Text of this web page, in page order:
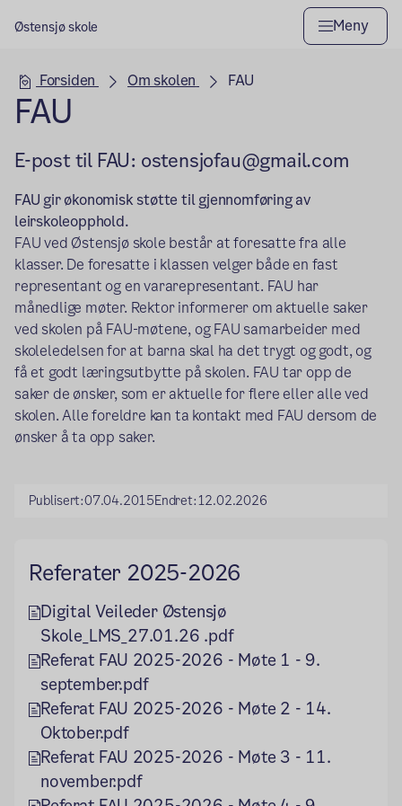
Østensjø skole Meny
Hovedseksjon
Forsiden Om skolen FAU
FAU
E-post til FAU: ostensjofau@gmail.com
FAU gir økonomisk støtte til gjennomføring av
leirskoleopphold.
FAU ved Østensjø skole består at foresatte fra alle
klasser. De foresatte i klassen velger både en fast
representant og en vararepresentant. FAU har
månedlige møter. Rektor informerer om aktuelle saker
ved skolen på FAU-møtene, og FAU samarbeider med
skoleledelsen for at barna skal ha det trygt og godt, og
få et godt læringsutbytte på skolen. FAU tar opp de
saker de ønsker, som er aktuelle for flere eller alle ved
skolen. Alle foreldre kan ta kontakt med FAU dersom de
ønsker å ta opp saker.
Publisert:07.04.2015Endret:12.02.2026
Referater 2025-2026
Digital Veileder Østensjø
Skole_LMS_27.01.26 .pdf
Referat FAU 2025-2026 - Møte 1 - 9.
september.pdf
Referat FAU 2025-2026 - Møte 2 - 14.
Oktober.pdf
Referat FAU 2025-2026 - Møte 3 - 11.
november.pdf